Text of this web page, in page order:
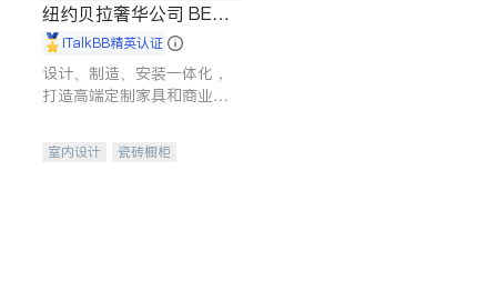
纽约贝拉奢华公司 BELL
A LUXE
iTalkBB精英认证
设计、制造、安装一体化，
打造高端定制家具和商业空
室内设计
瓷砖橱柜